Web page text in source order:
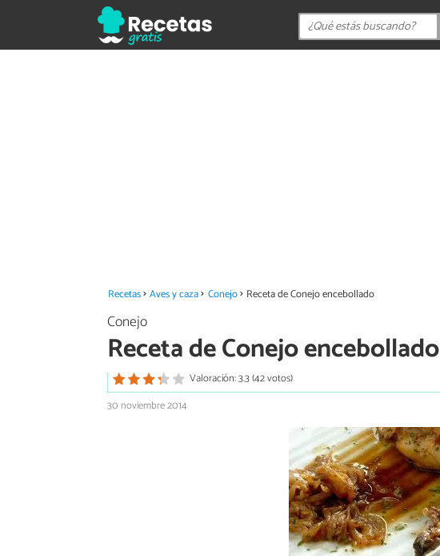
Recetas Aves y caza Conejo Receta de Conejo encebollado
Conejo
Receta de Conejo encebollado
Valoración: 3.3 (42 votos)
30 noviembre 2014